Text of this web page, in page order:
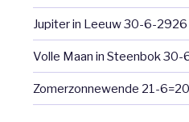
Jupiter in Leeuw 30-6-2926
Volle Maan in Steenbok
Zomerzonnewende 21-